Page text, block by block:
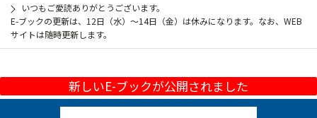
いつもご愛読ありがとうございます。
E-ブックの更新は、12日（水）～14日（金）は休みになります。なお、WEB
サイトは随時更新します。
新しいE-ブックが公開されました